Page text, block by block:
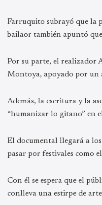
Farruquito subrayó que la
bailaor también apuntó
Por su parte, el realizador
Montoya, apoyado por un
Además, la escritura y la
“humanizar lo gitano” en
El documental llegará a
pasar por festivales como
Con él se espera que el
conlleva una estirpe de